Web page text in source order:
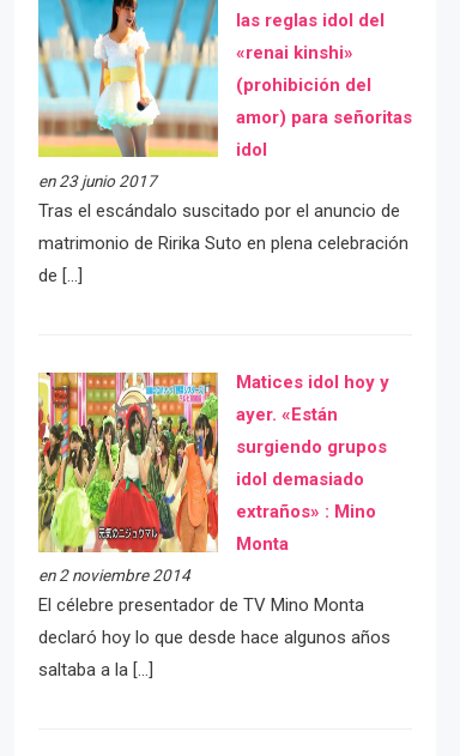
las reglas idol del
«renai kinshi»
(prohibición del
amor) para señoritas
idol
en 23 junio 2017
Tras el escándalo suscitado por el anuncio de
matrimonio de Ririka Suto en plena celebración
de […]
Matices idol hoy y
ayer. «Están
surgiendo grupos
idol demasiado
extraños» : Mino
Monta
en 2 noviembre 2014
El célebre presentador de TV Mino Monta
declaró hoy lo que desde hace algunos años
saltaba a la […]